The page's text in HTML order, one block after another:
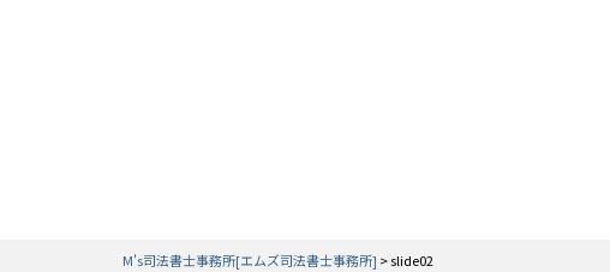
M's司法書士事務所[エムズ司法書士事務所] >slide02